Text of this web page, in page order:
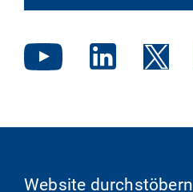
Website durchstöbern